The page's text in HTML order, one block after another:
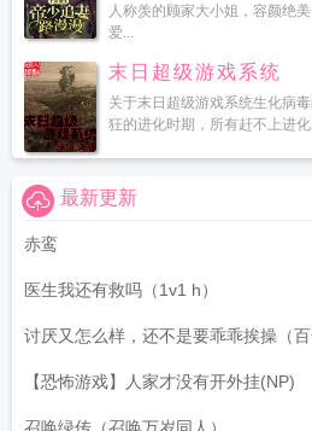
人称羡的顾家大小姐，容颜绝
爱...
末日超级游戏系统
关于末日超级游戏系统生化病
狂的进化时期，所有赶不上进
最新更新
赤鸾
医生我还有救吗（1v1 h）
讨厌又怎么样，还不是要乖乖挨操（百
【恐怖游戏】人家才没有开外挂(NP)